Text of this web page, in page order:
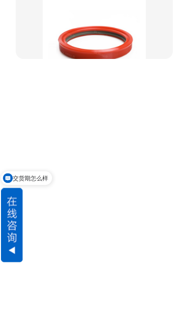
星型双O组合
阶梯组合封
交货期怎么样